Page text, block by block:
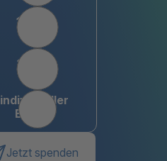
100
150
individueller
Betrag
Jetzt spenden